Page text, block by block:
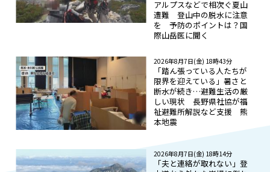
アルプスなどで相次ぐ夏山
遭難 登山中の脱水に注意
を 予防のポイントは？国
際山岳医に聞く
2026年8月7日(金) 18時43分
「踏ん張っている人たちが
限界を迎えている」暑さと
断水が続き…避難生活の厳
しい現状 長野県社協が福
祉避難所解説など支援 熊
本地震
2026年8月7日(金) 18時14分
「夫と連絡が取れない」登